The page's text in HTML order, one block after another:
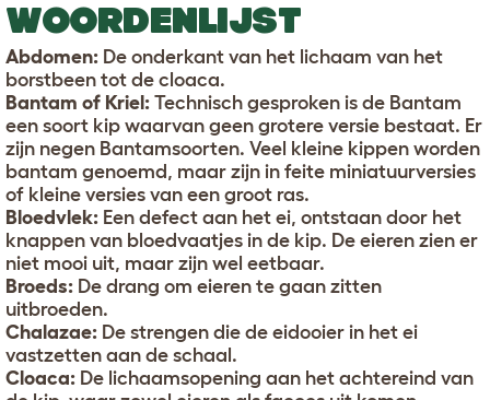
WOORDENLIJST
Abdomen: De onderkant van het lichaam van het
borstbeen tot de cloaca.
Bantam of Kriel: Technisch gesproken is de Bantam
een soort kip waarvan geen grotere versie bestaat. Er
zijn negen Bantamsoorten. Veel kleine kippen worden
bantam genoemd, maar zijn in feite miniatuurversies
of kleine versies van een groot ras.
Bloedvlek: Een defect aan het ei, ontstaan door het
knappen van bloedvaatjes in de kip. De eieren zien er
niet mooi uit, maar zijn wel eetbaar.
Broeds: De drang om eieren te gaan zitten
uitbroeden.
Chalazae: De strengen die de eidooier in het ei
vastzetten aan de schaal.
Cloaca: De lichaamsopening aan het achtereind van